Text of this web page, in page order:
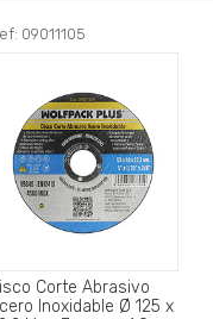
09011105
Corte Abrasivo
Inoxidable Ø 125 x